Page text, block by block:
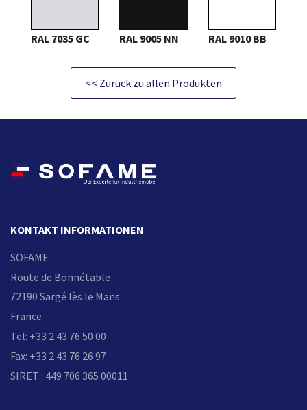
RAL 7035 GC RAL 9005 NN RAL 9010 BB
<< Zurück zu allen Produkten
KONTAKT INFORMATIONEN
SOFAME
Route de Bonnétable
72190 Sargé lès le Mans
France
Tel: +33 2 43 76 50 00
Fax: +33 2 43 76 26 97
SIRET : 449 706 365 00011